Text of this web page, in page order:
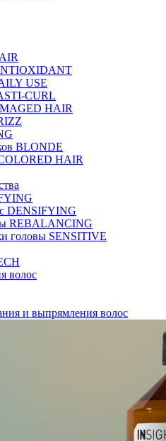
USE
CURL
HAIR
BLONDE
HAIR
DENSIFYING
REBALANCING
головы SENSITIVE
волос
и выпрямления волос